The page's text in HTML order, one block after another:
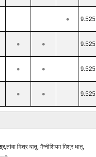
● 9.525
● ● 9.525
● ● 9.525
● ● 9.525
तांबा मिश्र धातु, मैग्नीशियम मिश्र धातु,